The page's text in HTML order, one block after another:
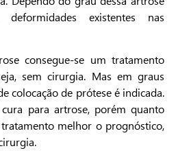
existentes nas
consegue-se um tratamento
sem cirurgia. Mas em graus
colocação de prótese é indicada.
para artrose, porém quanto
melhor o prognóstico,